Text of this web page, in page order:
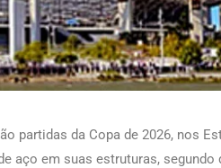
partidas da Copa de 2026, nos
aço em suas estruturas,